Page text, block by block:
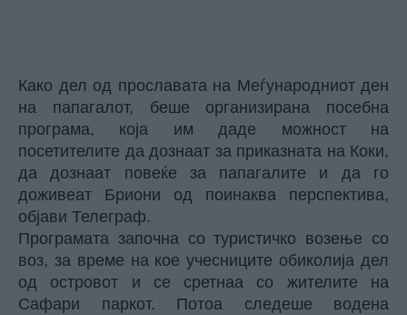
Како дел од прославата на Меѓународниот ден
на папагалот, беше организирана посебна
програма, која им даде можност на
посетителите да дознаат за приказната на Коки,
да дознаат повеќе за папагалите и да го
доживеат Бриони од поинаква перспектива,
објави Телеграф.
Програмата започна со туристичко возење со
воз, за ​​време на кое учесниците обиколија дел
од островот и се сретнаа со жителите на
Сафари паркот. Потоа следеше водена